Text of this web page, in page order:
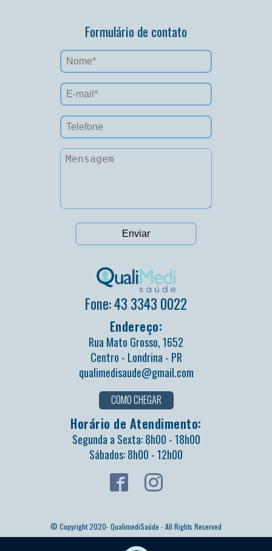
Formulário de contato
Fone: 43 3343 0022
Endereço:
Rua Mato Grosso, 1652
Centro - Londrina - PR
qualimedisaude@gmail.com
COMO CHEGAR
Horário de Atendimento:
Segunda a Sexta: 8h00 - 18h00
Sábados: 8h00 - 12h00
© Copyright 2020- QualimediSaúde - All Rights Reserved